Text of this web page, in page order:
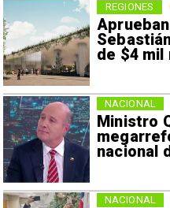
de $4 mil
REGIONES
Ministro
nacional
NACIONAL
NACIONAL